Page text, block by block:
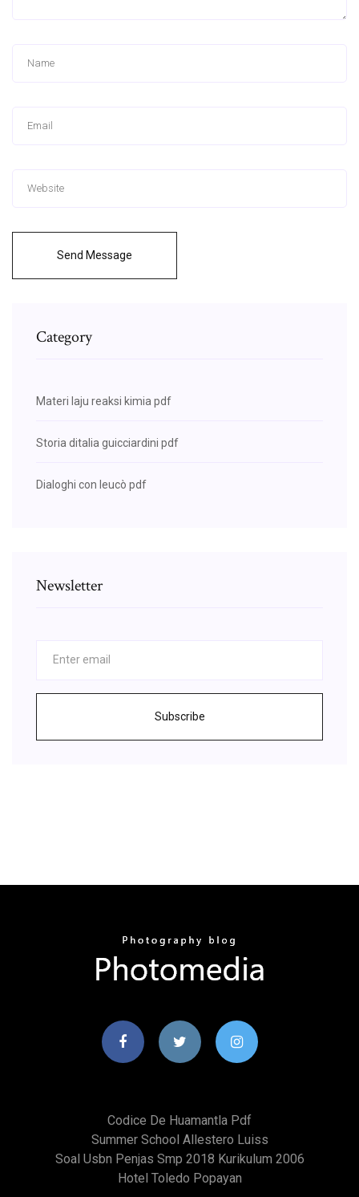
Send Message
Category
Materi laju reaksi kimia pdf
Storia ditalia guicciardini pdf
Dialoghi con leucò pdf
Newsletter
Subscribe
Codice De Huamantla Pdf
Summer School Allestero Luiss
Soal Usbn Penjas Smp 2018 Kurikulum 2006
Hotel Toledo Popayan